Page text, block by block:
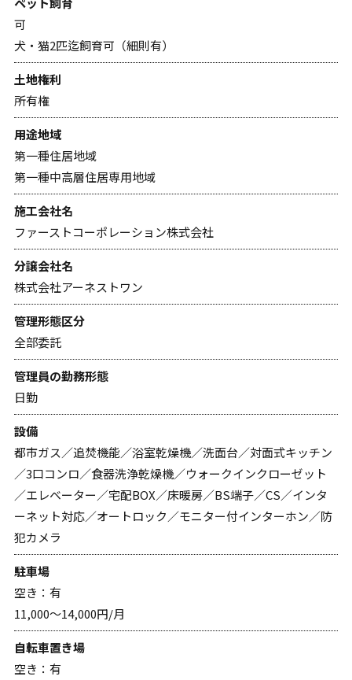
可
犬・猫2匹迄飼育可（細則有）
土地権利
所有権
用途地域
第一種住居地域
第一種中高層住居専用地域
施工会社名
ファーストコーポレーション株式会社
分譲会社名
株式会社アーネストワン
管理形態区分
全部委託
管理員の勤務形態
日勤
設備
都市ガス／追焚機能／浴室乾燥機／洗面台／対面式キッチン
／3口コンロ／食器洗浄乾燥機／ウォークインクローゼット
／エレベーター／宅配BOX／床暖房／BS端子／CS／インタ
ーネット対応／オートロック／モニター付インターホン／防
犯カメラ
駐車場
空き：有
11,000～14,000円/月
自転車置き場
空き：有